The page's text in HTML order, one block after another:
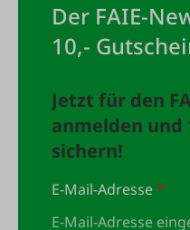
Der FAIE-
10,-
Jetzt für den
anmelden und
sichern!
E-Mail-Adresse*